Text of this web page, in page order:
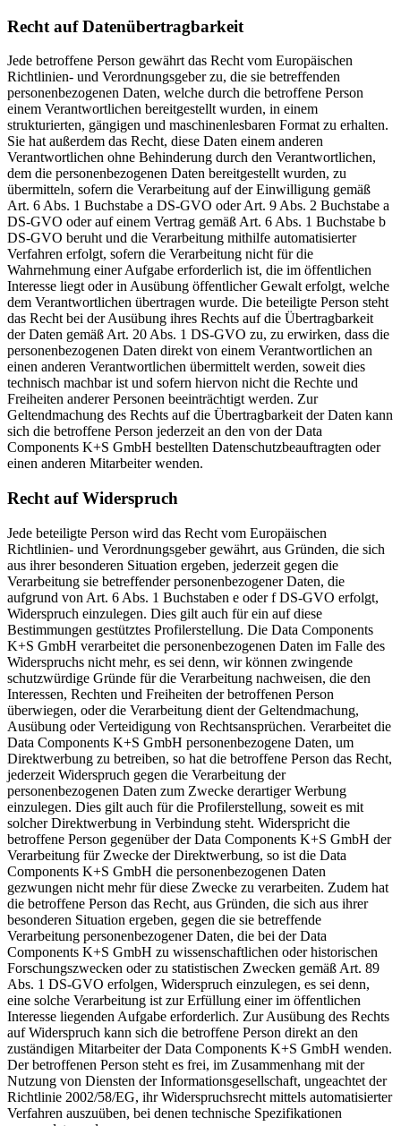
Recht auf Datenübertragbarkeit
Jede betroffene Person gewährt das Recht vom Europäischen
Richtlinien- und Verordnungsgeber zu, die sie betreffenden
personenbezogenen Daten, welche durch die betroffene Person
einem Verantwortlichen bereitgestellt wurden, in einem
strukturierten, gängigen und maschinenlesbaren Format zu erhalten.
Sie hat außerdem das Recht, diese Daten einem anderen
Verantwortlichen ohne Behinderung durch den Verantwortlichen,
dem die personenbezogenen Daten bereitgestellt wurden, zu
übermitteln, sofern die Verarbeitung auf der Einwilligung gemäß
Art. 6 Abs. 1 Buchstabe a DS-GVO oder Art. 9 Abs. 2 Buchstabe a
DS-GVO oder auf einem Vertrag gemäß Art. 6 Abs. 1 Buchstabe b
DS-GVO beruht und die Verarbeitung mithilfe automatisierter
Verfahren erfolgt, sofern die Verarbeitung nicht für die
Wahrnehmung einer Aufgabe erforderlich ist, die im öffentlichen
Interesse liegt oder in Ausübung öffentlicher Gewalt erfolgt, welche
dem Verantwortlichen übertragen wurde. Die beteiligte Person steht
das Recht bei der Ausübung ihres Rechts auf die Übertragbarkeit
der Daten gemäß Art. 20 Abs. 1 DS-GVO zu, zu erwirken, dass die
personenbezogenen Daten direkt von einem Verantwortlichen an
einen anderen Verantwortlichen übermittelt werden, soweit dies
technisch machbar ist und sofern hiervon nicht die Rechte und
Freiheiten anderer Personen beeinträchtigt werden. Zur
Geltendmachung des Rechts auf die Übertragbarkeit der Daten kann
sich die betroffene Person jederzeit an den von der Data
Components K+S GmbH bestellten Datenschutzbeauftragten oder
einen anderen Mitarbeiter wenden.
Recht auf Widerspruch
Jede beteiligte Person wird das Recht vom Europäischen
Richtlinien- und Verordnungsgeber gewährt, aus Gründen, die sich
aus ihrer besonderen Situation ergeben, jederzeit gegen die
Verarbeitung sie betreffender personenbezogener Daten, die
aufgrund von Art. 6 Abs. 1 Buchstaben e oder f DS-GVO erfolgt,
Widerspruch einzulegen. Dies gilt auch für ein auf diese
Bestimmungen gestütztes Profilerstellung. Die Data Components
K+S GmbH verarbeitet die personenbezogenen Daten im Falle des
Widerspruchs nicht mehr, es sei denn, wir können zwingende
schutzwürdige Gründe für die Verarbeitung nachweisen, die den
Interessen, Rechten und Freiheiten der betroffenen Person
überwiegen, oder die Verarbeitung dient der Geltendmachung,
Ausübung oder Verteidigung von Rechtsansprüchen. Verarbeitet die
Data Components K+S GmbH personenbezogene Daten, um
Direktwerbung zu betreiben, so hat die betroffene Person das Recht,
jederzeit Widerspruch gegen die Verarbeitung der
personenbezogenen Daten zum Zwecke derartiger Werbung
einzulegen. Dies gilt auch für die Profilerstellung, soweit es mit
solcher Direktwerbung in Verbindung steht. Widerspricht die
betroffene Person gegenüber der Data Components K+S GmbH der
Verarbeitung für Zwecke der Direktwerbung, so ist die Data
Components K+S GmbH die personenbezogenen Daten
gezwungen nicht mehr für diese Zwecke zu verarbeiten. Zudem hat
die betroffene Person das Recht, aus Gründen, die sich aus ihrer
besonderen Situation ergeben, gegen die sie betreffende
Verarbeitung personenbezogener Daten, die bei der Data
Components K+S GmbH zu wissenschaftlichen oder historischen
Forschungszwecken oder zu statistischen Zwecken gemäß Art. 89
Abs. 1 DS-GVO erfolgen, Widerspruch einzulegen, es sei denn,
eine solche Verarbeitung ist zur Erfüllung einer im öffentlichen
Interesse liegenden Aufgabe erforderlich. Zur Ausübung des Rechts
auf Widerspruch kann sich die betroffene Person direkt an den
zuständigen Mitarbeiter der Data Components K+S GmbH wenden.
Der betroffenen Person steht es frei, im Zusammenhang mit der
Nutzung von Diensten der Informationsgesellschaft, ungeachtet der
Richtlinie 2002/58/EG, ihr Widerspruchsrecht mittels automatisierter
Verfahren auszuüben, bei denen technische Spezifikationen